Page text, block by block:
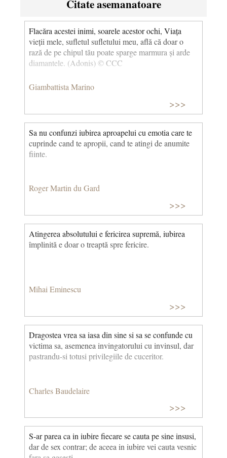
Citate asemanatoare
Flacăra acestei inimi, soarele acestor ochi, Viața
vieții mele, sufletul sufletului meu, află că doar o
rază de pe chipul tău poate sparge marmura și arde
diamantele. (Adonis) © CCC
Giambattista Marino
>>>
Sa nu confunzi iubirea aproapelui cu emotia care te
cuprinde cand te apropii, cand te atingi de anumite
fiinte.
Roger Martin du Gard
>>>
Atingerea absolutului e fericirea supremă, iubirea
împlinită e doar o treaptă spre fericire.
Mihai Eminescu
>>>
Dragostea vrea sa iasa din sine si sa se confunde cu
victima sa, asemenea invingatorului cu invinsul, dar
pastrandu-si totusi privilegiile de cuceritor.
Charles Baudelaire
>>>
S-ar parea ca in iubire fiecare se cauta pe sine insusi,
dar de sex contrar; de aceea in iubire vei cauta vesnic